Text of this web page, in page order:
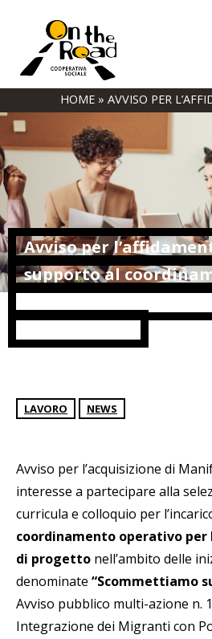
HOME » AVVISO PER
L’INTERA PARTNERSHIP
IMPACT
Avviso per
supporto al
LAVORO NEWS
Avviso per l’acquisizione di
interesse a partecipare alla
curricula e colloquio per
coordinamento operativo per
di progetto nell’ambito delle
denominate “Scommettiamo
Avviso pubblico multi-azione n.
Integrazione dei Migranti con